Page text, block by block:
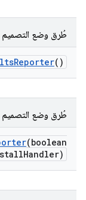
طُرق وضع التصميم
Reporter()
طُرق وضع التصميم
(boolean
Handler)